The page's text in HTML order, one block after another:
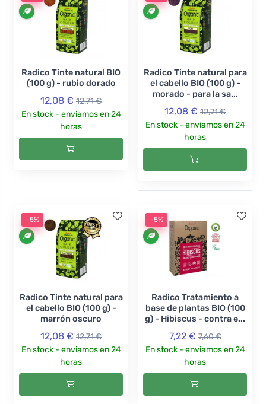
Radico Tinte natural BIO
(100 g) - rubio dorado
12,08 € 12,71 €
En stock - enviamos en 24
horas
Radico Tinte natural para
el cabello BIO (100 g) -
morado - para la sa...
12,08 € 12,71 €
En stock - enviamos en 24
horas
-5%
Radico Tinte natural para
el cabello BIO (100 g) -
marrón oscuro
12,08 € 12,71 €
En stock - enviamos en 24
horas
-5%
Radico Tratamiento a
base de plantas BIO (100
g) - Hibiscus - contra e...
7,22 € 7,60 €
En stock - enviamos en 24
horas